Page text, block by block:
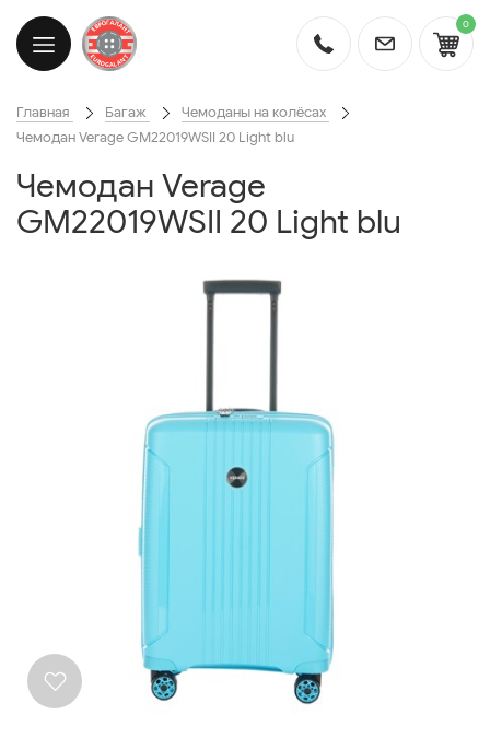
0
Главная Багаж
Чемоданы на колёсах
Чемодан Verage GM22019WSII 20 Light blu
Чемодан Verage
GM22019WSII 20 Light blu